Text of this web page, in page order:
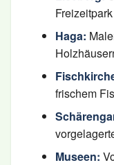
Freizeitpark
Haga:
frischem
Museen: